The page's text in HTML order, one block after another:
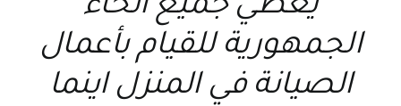
يغطي جميع انحاء
الجمهورية للقيام بأعمال
الصيانة في المنزل اينما